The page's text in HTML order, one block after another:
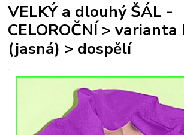
VELKÝ a dlouhý ŠÁL -
CELOROČNÍ > varianta
(jasná) > dospělí